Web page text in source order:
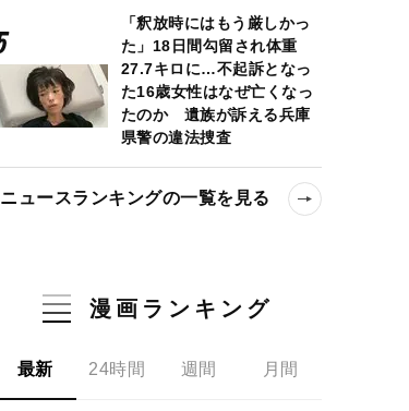
「釈放時にはもう厳しかっ
た」18日間勾留され体重
27.7キロに…不起訴となっ
た16歳女性はなぜ亡くなっ
たのか 遺族が訴える兵庫
県警の違法捜査
ニュースランキングの一覧を見る
漫画ランキング
最新 24時間 週間 月間